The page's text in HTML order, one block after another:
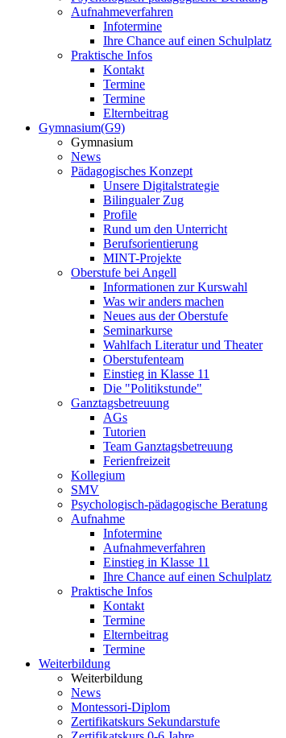
Aufnahmeverfahren
Infotermine
Ihre Chance auf einen Schulplatz
Praktische Infos
Kontakt
Termine
Termine
Elternbeitrag
Gymnasium(G9)
Gymnasium
News
Pädagogisches Konzept
Unsere Digitalstrategie
Bilingualer Zug
Profile
Rund um den Unterricht
Berufsorientierung
MINT-Projekte
Oberstufe bei Angell
Informationen zur Kurswahl
Was wir anders machen
Neues aus der Oberstufe
Seminarkurse
Wahlfach Literatur und Theater
Oberstufenteam
Einstieg in Klasse 11
Die "Politikstunde"
Ganztagsbetreuung
AGs
Tutorien
Team Ganztagsbetreuung
Ferienfreizeit
Kollegium
SMV
Psychologisch-pädagogische Beratung
Aufnahme
Infotermine
Aufnahmeverfahren
Einstieg in Klasse 11
Ihre Chance auf einen Schulplatz
Praktische Infos
Kontakt
Termine
Elternbeitrag
Termine
Weiterbildung
Weiterbildung
News
Montessori-Diplom
Zertifikatskurs Sekundarstufe